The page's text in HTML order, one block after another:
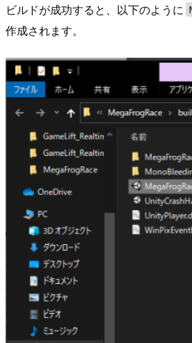
ビルドが成功すると、以下のように
作成されます。